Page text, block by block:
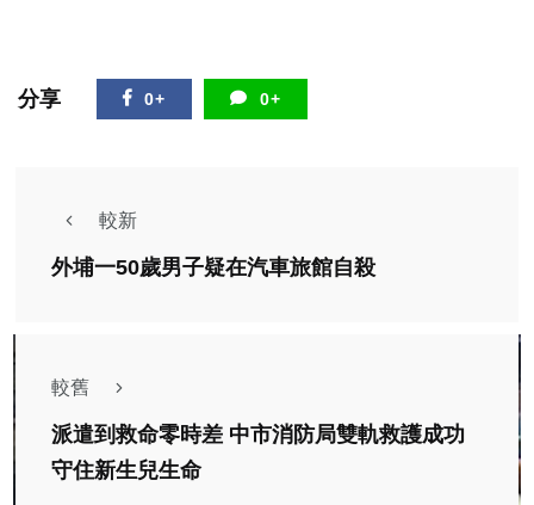
分享 0+ 0+
較新
外埔一50歲男子疑在汽車旅館自殺
較舊
派遣到救命零時差 中市消防局雙軌救護成功
守住新生兒生命